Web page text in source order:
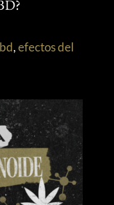
,efectos del